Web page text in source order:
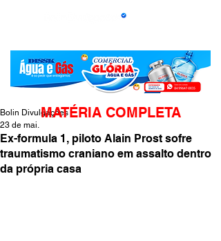
Ex-formula 1, piloto Alain Prost sofre
traumatismo craniano em assalto dentro
da própria casa
Bolin Divulgações
23 de mai.
MATÉRIA COMPLETA